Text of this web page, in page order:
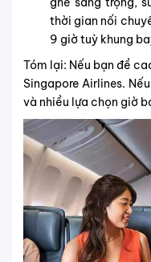
thời gian nối
9 giờ tuỳ khung
Tóm lại: Nếu bạn đề
Singapore Airlines.
và nhiều lựa chọn giờ